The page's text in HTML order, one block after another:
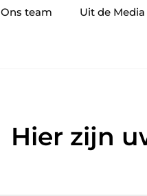
Ons team Uit de Media
Hier zijn